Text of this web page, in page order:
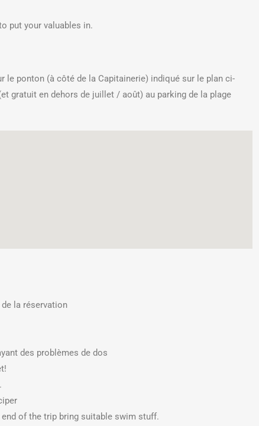
put your valuables in.
le ponton (à côté de la Capitainerie) indiqué sur le plan ci-
gratuit en dehors de juillet / août) au parking de la plage
la réservation
des problèmes de dos
of the trip bring suitable swim stuff.